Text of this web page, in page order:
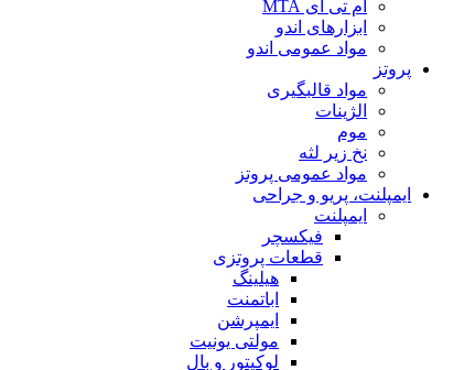
ام تی ای MTA
ابزارهای اندو
مواد عمومی اندو
پروتز
مواد قالبگیری
الژینات
موم
نخ زیر لثه
مواد عمومی پروتز
ایمپلنت، پریو و جراحی
ایمپلنت
فیکسچر
قطعات پروتزی
هیلینگ
اباتمنت
ایمپرشن
مولتی یونیت
لوکیتور و بال